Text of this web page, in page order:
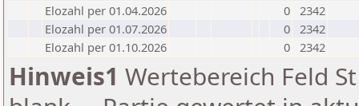
Elozahl per 01.04.2026
0 2342
Elozahl per 01.07.2026
0 2342
Elozahl per 01.10.2026
0 2342
Hinweis1 Wertebereich Feld